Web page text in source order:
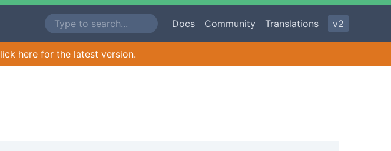
Docs Community Translations v2
here for the latest version.